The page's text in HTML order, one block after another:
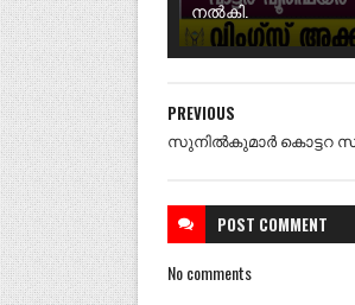
നൽകി.
PREVIOUS
സുനിൽകുമാർ കൊട്ടറ
POST COMMENT
No comments